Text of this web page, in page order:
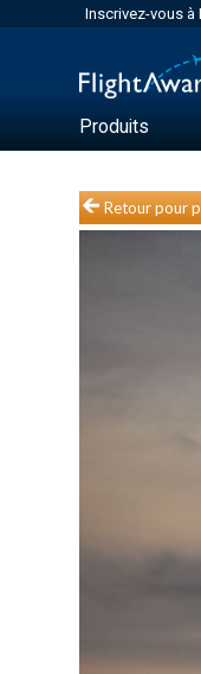
Inscrivez-vous à
Produits
Retour pour